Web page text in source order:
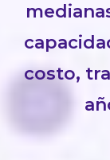
costo,